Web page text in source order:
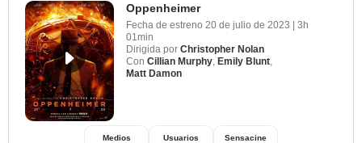
Oppenheimer
Fecha de estreno 20 de julio de 2023 | 3h
01min
Dirigida por Christopher Nolan
Con Cillian Murphy Emily Blunt
Matt Damon
Medios Usuarios Sensacine